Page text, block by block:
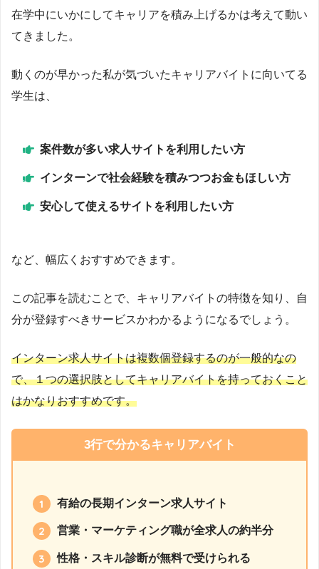
在学中にいかにしてキャリアを積み上げるかは考えて動い
てきました。
動くのが早かった私が気づいたキャリアバイトに向いてる
学生は、
案件数が多い求人サイトを利用したい方
インターンで社会経験を積みつつお金もほしい方
安心して使えるサイトを利用したい方
など、幅広くおすすめできます。
この記事を読むことで、キャリアバイトの特徴を知り、自
分が登録すべきサービスかわかるようになるでしょう。
インターン求人サイトは複数個登録するのが一般的なの
で、１つの選択肢としてキャリアバイトを持っておくこと
はかなりおすすめです。
3行で分かるキャリアバイト
有給の長期インターン求人サイト
営業・マーケティング職が全求人の約半分
性格・スキル診断が無料で受けられる